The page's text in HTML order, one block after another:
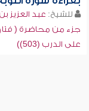
للشيخ: عبد العزيز بن
جزء من محاضرة (
على الدرب (503))